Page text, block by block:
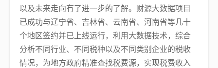
以及未来走向有了进一步的了解。财源大数据项目
已成功与辽宁省、吉林省、云南省、河南省等几十
个地区签约并已上线运行，利用大数据技术，综合
分析不同行业、不同税种以及不同类别企业的税收
情况，为地方政府精准查找税费源，实现税费收入